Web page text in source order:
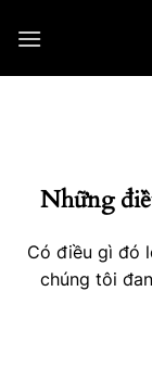
qua
Những
Có điều gì đó
chúng tôi